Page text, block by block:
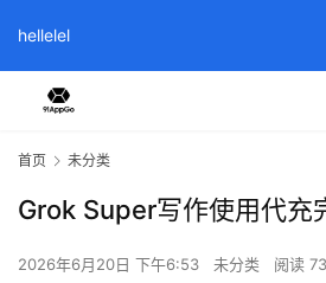
首页 未分类
Grok Super写作使用代充
2026年6月20日 下午6:53 未分类 阅读 73
hellelel